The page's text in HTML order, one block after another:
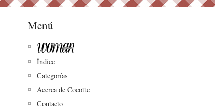
Menú
Índice
Categorías
Acerca de Cocotte
Contacto